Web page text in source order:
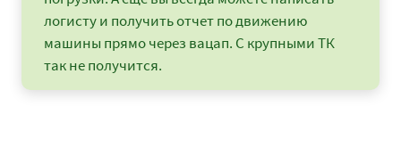
логисту и получить отчет по движению
машины прямо через вацап. С крупными ТК
так не получится.